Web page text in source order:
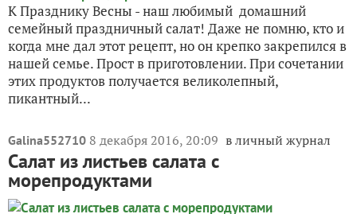
К Празднику Весны - наш любимый домашний
семейный праздничный салат! Даже не помню, кто и
когда мне дал этот рецепт, но он крепко закрепился в
нашей семье. Прост в приготовлении. При сочетании
этих продуктов получается великолепный,
пикантный...
Galina552710 8 декабря 2016, 20:09 в личный журнал
Салат из листьев салата с
морепродуктами